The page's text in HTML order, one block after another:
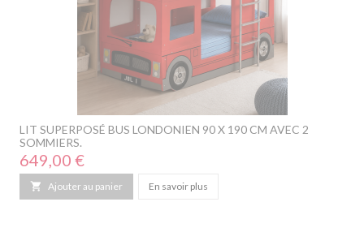
LIT SUPERPOSÉ BUS LONDONIEN 90 X 190 CM AVEC 2
SOMMIERS.
Prix
649,00 €
 Ajouter au panier En savoir plus